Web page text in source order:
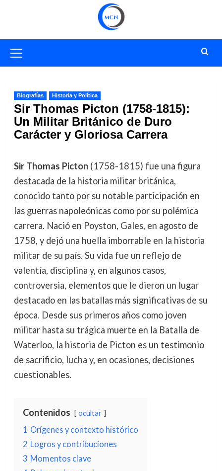
primario
Biografías Historia y Política
Sir Thomas Picton (1758-1815):
Un Militar Británico de Duro
Carácter y Gloriosa Carrera
Sir Thomas Picton(1758-1815) fue una figura
destacada de la historia militar británica,
conocido tanto por su notable participación en
las guerras napoleónicas como por su polémica
carrera. Nació en Poyston, Gales, en agosto de
1758, y dejó una huella imborrable en la historia
militar de su país. Su vida fue un reflejo de
valentía, disciplina y, en algunos casos,
controversia, elementos que le dieron un lugar
destacado en las batallas más significativas de su
época. Desde sus primeros años como joven
militar hasta su trágica muerte en la Batalla de
Waterloo, la historia de Picton es un testimonio
de sacrificio, lucha y, en ocasiones, decisiones
cuestionables.
Contenidos ocultar
1 Orígenes y contexto histórico
2 Logros y contribuciones
3 Momentos clave